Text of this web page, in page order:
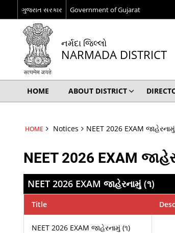
ગુજરાત સરકાર Government of Gujarat
નર્મદા જિલ્લો
NARMADA DISTRICT
HOME ABOUT DISTRICT
HOME Notices NEET 2026 EXAM
NEET 2026 EXAM
NEET 2026 EXAM જાહેરનામું (૧)
Title
NEET 2026 EXAM જાહેરનામું (૧)